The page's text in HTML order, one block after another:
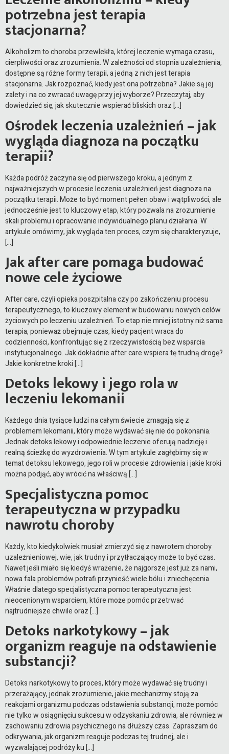
potrzebna jest terapia
stacjonarna?
Alkoholizm to choroba przewlekła, której leczenie wymaga czasu,
cierpliwości oraz zrozumienia. W zależności od stopnia uzależnienia,
dostępne są różne formy terapii, a jedną z nich jest terapia
stacjonarna. Jak rozpoznać, kiedy jest ona potrzebna? Jakie są jej
zalety i na co zwracać uwagę przy jej wyborze? Przeczytaj, aby
dowiedzieć się, jak skutecznie wspierać bliskich oraz […]
Ośrodek leczenia uzależnień – jak
wygląda diagnoza na początku
terapii?
Każda podróż zaczyna się od pierwszego kroku, a jednym z
najważniejszych w procesie leczenia uzależnień jest diagnoza na
początku terapii. Może to być moment pełen obaw i wątpliwości, ale
jednocześnie jest to kluczowy etap, który pozwala na zrozumienie
skali problemu i opracowanie indywidualnego planu działania. W
artykule omówimy, jak wygląda ten proces, czym się charakteryzuje,
[…]
Jak after care pomaga budować
nowe cele życiowe
After care, czyli opieka poszpitalna czy po zakończeniu procesu
terapeutycznego, to kluczowy element w budowaniu nowych celów
życiowych po leczeniu uzależnień. To etap nie mniej istotny niż sama
terapia, ponieważ obejmuje czas, kiedy pacjent wraca do
codzienności, konfrontując się z rzeczywistością bez wsparcia
instytucjonalnego. Jak dokładnie after care wspiera tę trudną drogę?
Jakie konkretne kroki […]
Detoks lekowy i jego rola w
leczeniu lekomanii
Każdego dnia tysiące ludzi na całym świecie zmagają się z
problemem lekomanii, który może wydawać się nie do pokonania.
Jednak detoks lekowy i odpowiednie leczenie oferują nadzieję i
realną ścieżkę do wyzdrowienia. W tym artykule zagłębimy się w
temat detoksu lekowego, jego roli w procesie zdrowienia i jakie kroki
można podjąć, aby wrócić na właściwą […]
Specjalistyczna pomoc
terapeutyczna w przypadku
nawrotu choroby
Każdy, kto kiedykolwiek musiał zmierzyć się z nawrotem choroby
uzależnieniowej, wie, jak trudny i przytłaczający może to być czas.
Nawet jeśli miało się kiedyś wrażenie, że najgorsze jest już za nami,
nowa fala problemów potrafi przynieść wiele bólu i zniechęcenia.
Właśnie dlatego specjalistyczna pomoc terapeutyczna jest
nieocenionym wsparciem, które może pomóc przetrwać
najtrudniejsze chwile oraz […]
Detoks narkotykowy – jak
organizm reaguje na odstawienie
substancji?
Detoks narkotykowy to proces, który może wydawać się trudny i
przerażający, jednak zrozumienie, jakie mechanizmy stoją za
reakcjami organizmu podczas odstawienia substancji, może pomóc
nie tylko w osiągnięciu sukcesu w odzyskaniu zdrowia, ale również w
zachowaniu zdrowia psychicznego na dłuższy czas. Zapraszam do
odkrywania, jak organizm reaguje podczas tej trudnej, ale i
wyzwalającej podróży ku […]